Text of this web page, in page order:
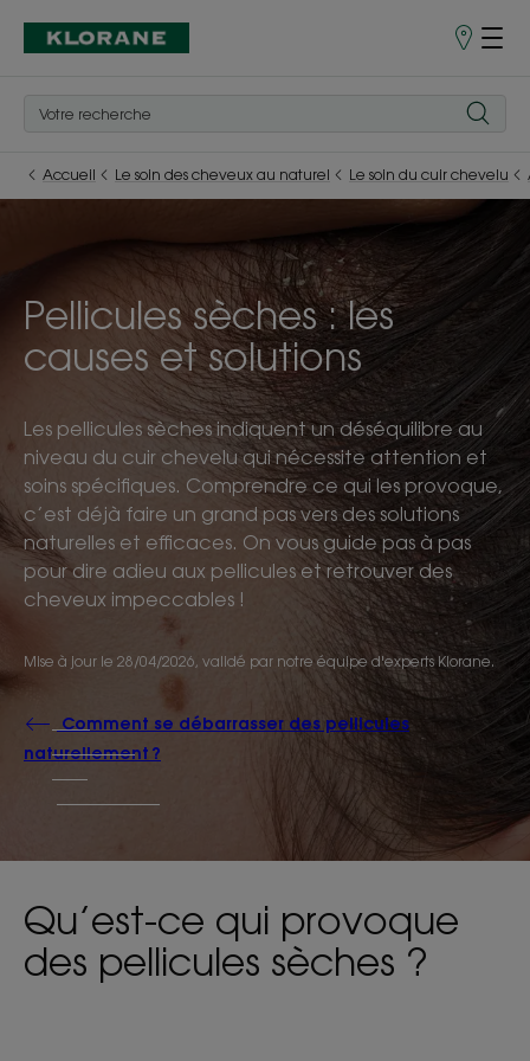
Points
Accueil Le soin des cheveux au naturel Le soin du cuir chevelu
Pellicules sèches : les
causes et solutions
Les pellicules sèches indiquent un déséquilibre au
niveau du cuir chevelu qui nécessite attention et
soins spécifiques. Comprendre ce qui les provoque,
c’est déjà faire un grand pas vers des solutions
naturelles et efficaces. On vous guide pas à pas
pour dire adieu aux pellicules et retrouver des
cheveux impeccables !
Mise à jour le 28/04/2026, validé par notre équipe d'experts Klorane.
Comment se débarrasser des pellicules
naturellement ?
Qu’est-ce qui provoque
des pellicules sèches ?